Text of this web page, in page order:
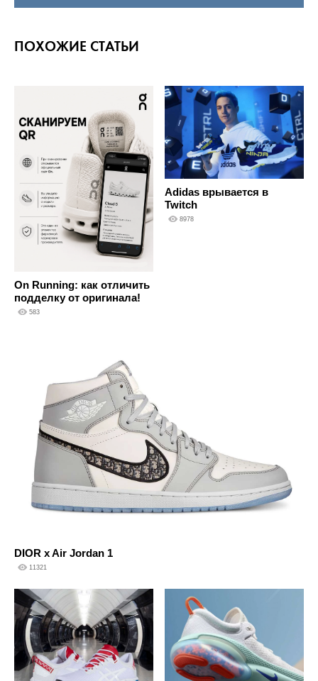
ПОХОЖИЕ СТАТЬИ
On Running: как отличить
подделку от оригинала!
583
Adidas врывается в
Twitch
8978
DIOR x Air Jordan 1
11321